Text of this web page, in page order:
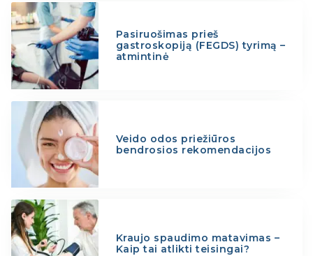
Pasiruošimas prieš
gastroskopiją (FEGDS) tyrimą –
atmintinė
Veido odos priežiūros
bendrosios rekomendacijos
Kraujo spaudimo matavimas –
Kaip tai atlikti teisingai?